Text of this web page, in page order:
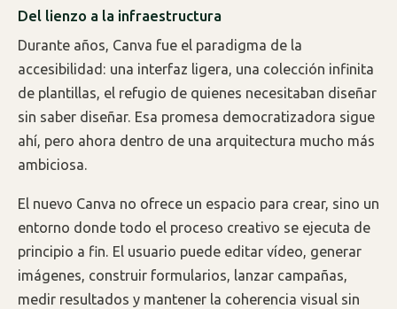
Del lienzo a la infraestructura
Durante años, Canva fue el paradigma de la
accesibilidad: una interfaz ligera, una colección infinita
de plantillas, el refugio de quienes necesitaban diseñar
sin saber diseñar. Esa promesa democratizadora sigue
ahí, pero ahora dentro de una arquitectura mucho más
ambiciosa.
El nuevo Canva no ofrece un espacio para crear, sino un
entorno donde todo el proceso creativo se ejecuta de
principio a fin. El usuario puede editar vídeo, generar
imágenes, construir formularios, lanzar campañas,
medir resultados y mantener la coherencia visual sin